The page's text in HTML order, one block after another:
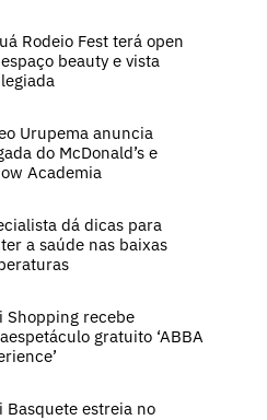
Rodeio Fest terá open
beauty e vista
Urupema anuncia
do McDonald’s e
Academia
dá dicas para
a saúde nas baixas
Shopping recebe
gratuito ‘ABBA
Basquete estreia no